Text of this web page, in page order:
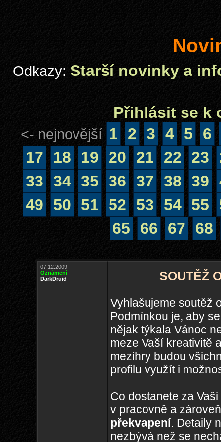
Odkazy: Starší novinky a
Přihlásit se k
<- nejnovější 1 2 3 4 5
6
17
18 19 20 21 22 23
33 34 35 36 37 38 39
49
50 51 52 53 54 55
65
66 67 68
07.12.2009
Oznámení
DarkDruid
SOUTĚŽ
Vyhlašujeme soutěž
Podmínkou je, aby
nějak týkala Vánoc
meze Vaší kreativitě
mezihry budou
profilu využít i
Co dostanete za
v pracovně a
překvapení. Detaily
nezbývá než se